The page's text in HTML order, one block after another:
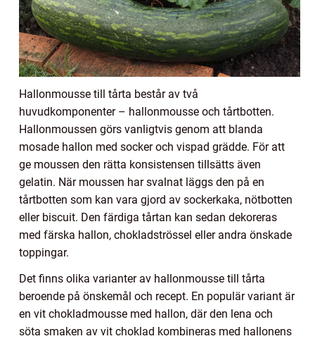
Hallonmousse till tårta består av två
huvudkomponenter – hallonmousse och tårtbotten.
Hallonmoussen görs vanligtvis genom att blanda
mosade hallon med socker och vispad grädde. För att
ge moussen den rätta konsistensen tillsätts även
gelatin. När moussen har svalnat läggs den på en
tårtbotten som kan vara gjord av sockerkaka, nötbotten
eller biscuit. Den färdiga tårtan kan sedan dekoreras
med färska hallon, chokladströssel eller andra önskade
toppingar.
Det finns olika varianter av hallonmousse till tårta
beroende på önskemål och recept. En populär variant är
en vit chokladmousse med hallon, där den lena och
söta smaken av vit choklad kombineras med hallonens